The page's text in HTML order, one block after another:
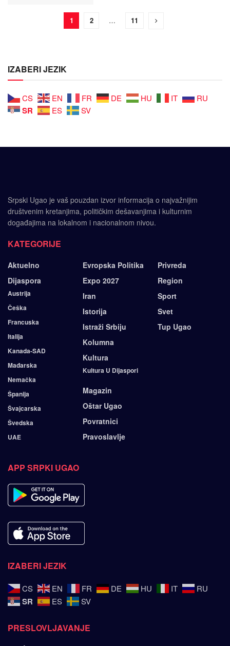
1 2 … 11
IZABERI JEZIK
CS EN FR DE HU IT RU
SR ES SV
Srpski Ugao je vaš pouzdan izvor informacija o najvažnijim
društvenim kretanjima, političkim dešavanjima i kulturnim
događajima na lokalnom i nacionalnom nivou.
KATEGORIJE
Aktuelno
Dijaspora
Austrija
Češka
Francuska
Italija
Kanada-SAD
Mađarska
Nemačka
Španija
Švajcarska
Švedska
UAE
Evropska Politika
Expo 2027
Iran
Istorija
Istraži Srbiju
Kolumna
Kultura
Kultura U Dijaspori
Magazin
Oštar Ugao
Povratnici
Pravoslavlje
Privreda
Region
Sport
Svet
Tup Ugao
APP SRPKI UGAO
IZABERI JEZIK
CS EN FR DE HU IT RU
SR ES SV
PRESLOVLJAVANJE